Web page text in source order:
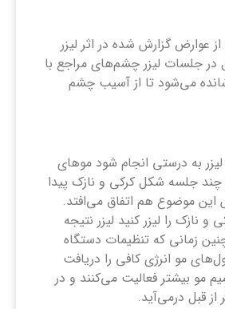
گزارش شده در اثر لیزر
جلسات لیزر چشم‌های مراجع با
می‌شود تا از آسیب چشم
به درستی انجام شود موهای
چند جلسه شکل کرکی و نازک پیدا
این موضوع هم اتفاق می‌افتد.
نازک را لیزر کنید لیزر نتیجه
زمانی که تنظیمات دستگاه
مو انرژی کافی را دریافت
مو بیشتر فعالیت می‌کنند و در
قبل درمی‌آید.